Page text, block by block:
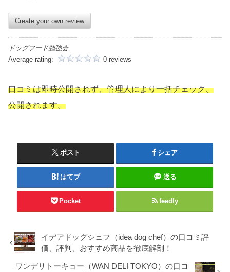
Create your own review
ドッグフード勉強会
Average rating:
0 reviews
口コミは即時公開されず、管理人により一括チェック、
公開されます。
ポスト シェア
はてブ 送る
Pocket feedly
イデアドッグシェフ（idea dog chef）の口コミ評
価、評判、おすすめ商品を徹底解剖！
ワンデリトーキョー（WAN DELI TOKYO）の口コ